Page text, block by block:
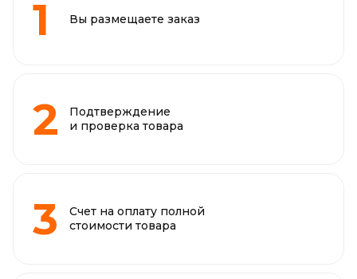
Вы размещаете заказ
Подтверждение
и проверка товара
Счет на оплату полной
стоимости товара